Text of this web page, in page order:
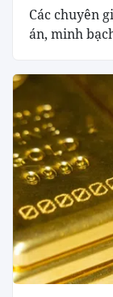
Các chuyên
án, minh